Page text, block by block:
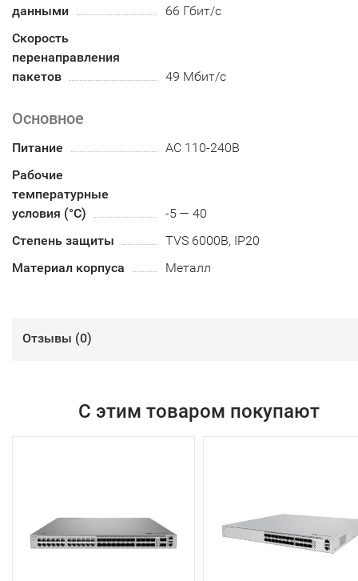
данными
66 Гбит/с
Скорость
перенаправления
пакетов
49 Мбит/с
Основное
Питание
AC 110-240В
Рабочие
температурные
условия (°С)
-5 — 40
Степень защиты
TVS 6000В, IP20
Материал корпуса
Металл
Отзывы (0)
С этим товаром покупают